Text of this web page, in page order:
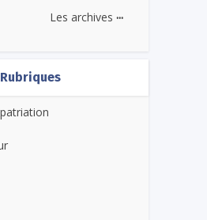
Les archives ...
Rubriques